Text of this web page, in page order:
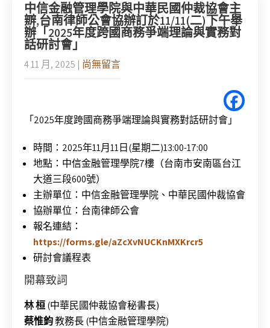
中信金融管理學院與中華民國仲裁協會主
辧,台南律師公會協辦訂於11/11(二)下午舉
辦「2025年度跨國商務爭端理論與實務對
話研討會」
4 11 月, 2025 | 尚無留言
「2025年度跨國商務爭端理論與實務對話研討會」
時間：2025年11月11日(星期二)13:00-17:00
地點：中信金融管理學院7樓（台南市安南區台江
大道三段600號）
主辦單位：中信金融管理學院、中華民國仲裁協會
協辦單位：台南律師公會
報名連結：
https://forms.gle/aZcXvNUCKnMXKrcr5
研討會議程表
開幕致詞
林 桓(中華民國仲裁協會秘書長)
蔡惟鈞教務長 (中信金融管理學院)